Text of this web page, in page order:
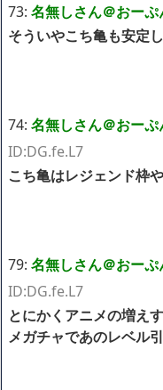
73: 名無しさん＠おーぷ
そういやこち亀も安定
74: 名無しさん＠おーぷ
ID:DG.fe.L7
こち亀はレジェンド枠
79: 名無しさん＠おーぷ
ID:DG.fe.L7
とにかくアニメの増え
メガチャであのレベル